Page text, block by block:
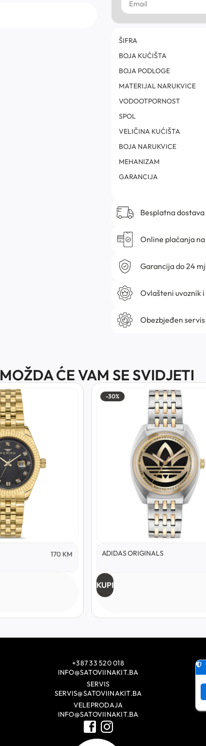
ŠIFRA
BOJA KUĆIŠTA
BOJA PODLOGE
MATERIJAL NARUKVICE
VODOOTPORNOST
SPOL
VELIČINA KUĆIŠTA
BOJA NARUKVICE
MEHANIZAM
GARANCIJA
Besplatna
Online plaćanja na
Garancija do 24
Ovlašteni uvoznik
Obezbjeđen servis
MOŽDA ĆE VAM SE SVIDJETI
170 KM
-30%
ADIDAS ORIGINALS
KUPI
+387 33 520 018
INFO@SATOVIINAKIT.BA
SERVIS
SERVIS@SATOVIINAKIT.BA
VELEPRODAJA
INFO@SATOVIINAKIT.BA